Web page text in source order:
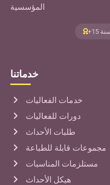
المؤسسية
سنة
خدماتنا
خدمات الفعاليات
دورات للفعاليات
طلبات الأحداث
مجموعات قابلة للطباعة
مستلزمات المناسبات
هيكل الأحداث